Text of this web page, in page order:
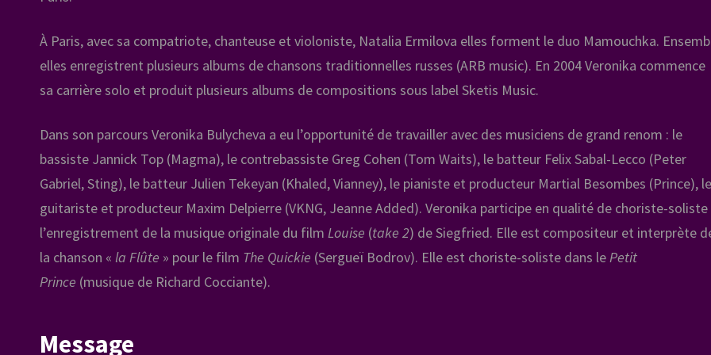
À Paris, avec sa compatriote, chanteuse et violoniste, Natalia Ermilova elles forment le duo Mamouchka.
elles enregistrent plusieurs albums de chansons traditionnelles russes (ARB music). En 2004 Veronika commence
sa carrière solo et produit plusieurs albums de compositions sous label Sketis Music.
Dans son parcours Veronika Bulycheva a eu l’opportunité de travailler avec des musiciens de grand renom : le
bassiste Jannick Top (Magma), le contrebassiste Greg Cohen (Tom Waits), le batteur Felix Sabal-Lecco (Peter
Gabriel, Sting), le batteur Julien Tekeyan (Khaled, Vianney), le pianiste et producteur Martial Besombes (Prince), le
guitariste et producteur Maxim Delpierre (VKNG, Jeanne Added). Veronika participe en qualité de choriste-soliste
l’enregistrement de la musique originale du film Louise (take 2) de Siegfried. Elle est compositeur et interprète
la chanson « la Flûte » pour le film The Quickie (Sergueï Bodrov). Elle est choriste-soliste dans lePetit
Prince (musique de Richard Cocciante).
Message